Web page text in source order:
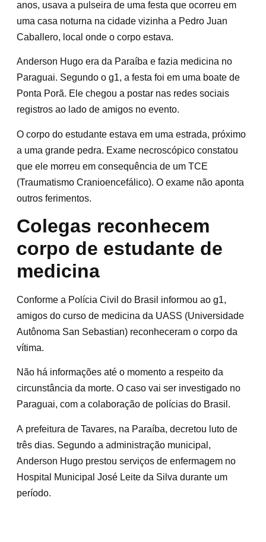
anos, usava a pulseira de uma festa que ocorreu em
uma casa noturna na cidade vizinha a Pedro Juan
Caballero, local onde o corpo estava.
Anderson Hugo era da Paraíba e fazia medicina no
Paraguai. Segundo o g1, a festa foi em uma boate de
Ponta Porã. Ele chegou a postar nas redes sociais
registros ao lado de amigos no evento.
O corpo do estudante estava em uma estrada, próximo
a uma grande pedra. Exame necroscópico constatou
que ele morreu em consequência de um TCE
(Traumatismo Cranioencefálico). O exame não aponta
outros ferimentos.
Colegas reconhecem
corpo de estudante de
medicina
Conforme a Polícia Civil do Brasil informou ao g1,
amigos do curso de medicina da UASS (Universidade
Autônoma San Sebastian) reconheceram o corpo da
vítima.
Não há informações até o momento a respeito da
circunstância da morte. O caso vai ser investigado no
Paraguai, com a colaboração de polícias do Brasil.
A prefeitura de Tavares, na Paraíba, decretou luto de
três dias. Segundo a administração municipal,
Anderson Hugo prestou serviços de enfermagem no
Hospital Municipal José Leite da Silva durante um
período.